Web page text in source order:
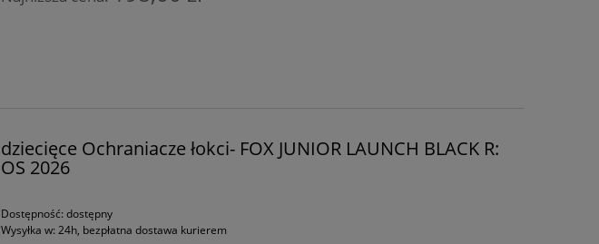
dziecięce Ochraniacze łokci- FOX JUNIOR LAUNCH BLACK R:
OS 2026
Dostępność: dostępny
Wysyłka w: 24h, bezpłatna dostawa kurierem